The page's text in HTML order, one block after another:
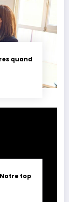
quand
top